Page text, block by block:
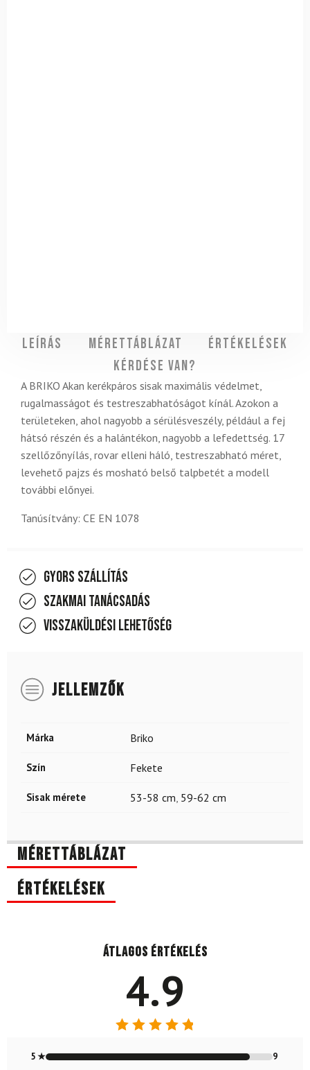
Leírás Mérettáblázat
Értékelések
Kérdése van?
A BRIKO Akan kerékpáros sisak maximális védelmet,
rugalmasságot és testreszabhatóságot kínál. Azokon a
területeken, ahol nagyobb a sérülésveszély, például a fej
hátsó részén és a halántékon, nagyobb a lefedettség. 17
szellőzőnyílás, rovar elleni háló, testreszabható méret,
levehető pajzs és mosható belső talpbetét a modell
további előnyei.
Tanúsítvány: CE EN 1078
Gyors szállítás
Szakmai tanácsadás
Visszaküldési lehetőség
JELLEMZŐK
Márka Briko
Szín Fekete
Sisak mérete 53-58 cm 59-62 cm
Mérettáblázat
Értékelések
Átlagos értékelés
4.9
4.9/ 5
5 ★
9